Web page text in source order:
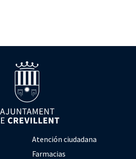
Atención ciudadana
Farmacias